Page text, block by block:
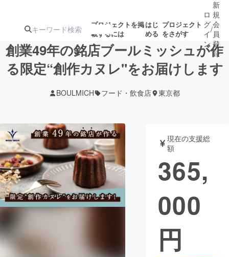
プロジェクトを掲
載するには
はじ
める
プロジェクト
をさがす
ターン
ジェクト
募集終了が近いプ
ロジェクト
アート・写真 音楽
テクノロジー・ガジェット ゲーム・サ
映像・映画
まちづくり・地域活性化
ロ
グ
イ
ン
/
新
規
会
員
登
録
創業49年の銘店ブールミッシュが作
る限定“創作カヌレ"をお届けします
BOULMICH フード・飲食店 東京都
現在の支援総
額
365,
000
円